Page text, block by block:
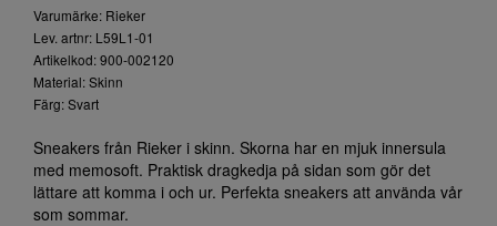
Varumärke: Rieker
Lev. artnr: L59L1-01
Artikelkod: 900-002120
Material: Skinn
Färg: Svart
Sneakers från Rieker i skinn. Skorna har en mjuk innersula
med memosoft. Praktisk dragkedja på sidan som gör det
lättare att komma i och ur. Perfekta sneakers att använda vår
som sommar.